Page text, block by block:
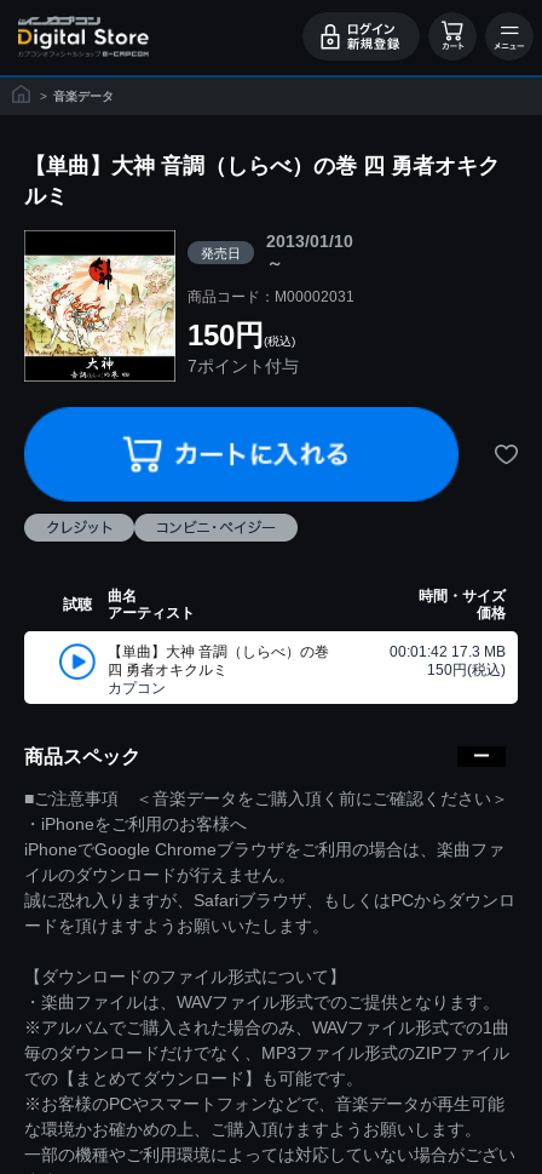
> 音楽データ
【単曲】大神 音調（しらべ）の巻 四 勇者オキク
ルミ
発売日
2013/01/10
～
商品コード：M00002031
150円 (税込)
7ポイント付与
試聴
曲名
アーティスト
時間・サイズ
価格
【単曲】大神 音調（しらべ）の巻
四 勇者オキクルミ
カプコン
00:01:42 17.3 MB
150円(税込)
商品スペック
■ご注意事項 ＜音楽データをご購入頂く前にご確認ください＞
・iPhoneをご利用のお客様へ
iPhoneでGoogle Chromeブラウザをご利用の場合は、楽曲ファ
イルのダウンロードが行えません。
誠に恐れ入りますが、Safariブラウザ、もしくはPCからダウンロ
ードを頂けますようお願いいたします。
【ダウンロードのファイル形式について】
・楽曲ファイルは、WAVファイル形式でのご提供となります。
※アルバムでご購入された場合のみ、WAVファイル形式での1曲
毎のダウンロードだけでなく、MP3ファイル形式のZIPファイル
での【まとめてダウンロード】も可能です。
※お客様のPCやスマートフォンなどで、音楽データが再生可能
な環境かお確かめの上、ご購入頂けますようお願いします。
一部の機種やご利用環境によっては対応していない場合がござい